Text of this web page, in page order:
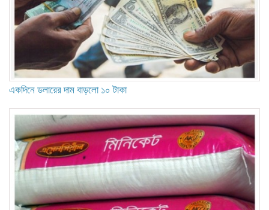
একদিনে ডলারের দাম বাড়লো ১০ টাকা